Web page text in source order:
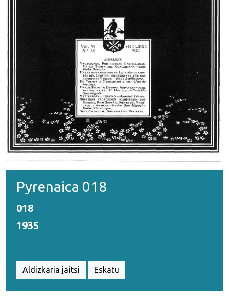
Pyrenaica 018
018
1935
Aldizkaria jaitsi Eskatu